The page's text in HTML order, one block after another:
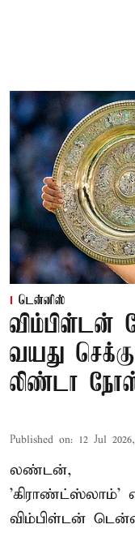
டென்னிஸ்
வயது
லிண்டா
Published on: 12 Jul
லண்டன்,
'கிராண்ட்ஸ்லாம்'
விம்பிள்டன்